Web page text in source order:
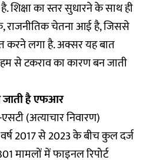
शिक्षा का स्तर सुधारने के साथ ही
राजनीतिक चेतना आई है, जिससे
करने लगा है. अक्सर यह बात
से टकराव का कारण बन जाती
जाती है एफआर
(अत्याचार निवारण)
2017 से 2023 के बीच कुल दर्ज
मामलों में फाइनल रिपोर्ट